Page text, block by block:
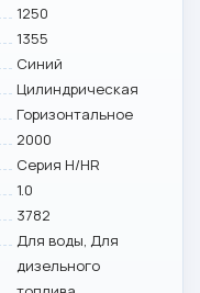
1250
1355
Синий
Цилиндрическая
Горизонтальное
2000
Серия H/HR
1.0
3782
Для воды, Для
дизельного